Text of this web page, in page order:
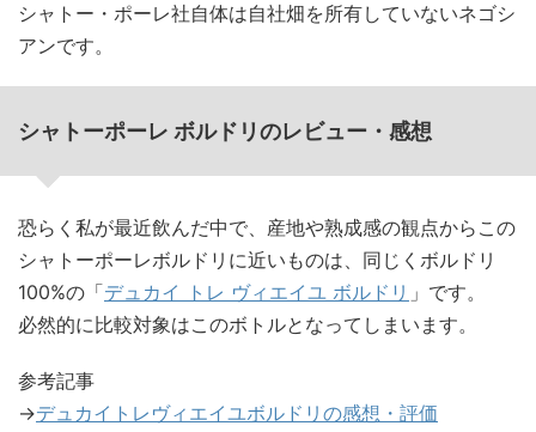
シャトー・ポーレ社自体は自社畑を所有していないネゴシ
アンです。
シャトーポーレ ボルドリのレビュー・感想
恐らく私が最近飲んだ中で、産地や熟成感の観点からこの
シャトーポーレボルドリに近いものは、同じくボルドリ
100%の「デュカイ トレ ヴィエイユ ボルドリ 」です。
必然的に比較対象はこのボトルとなってしまいます。
参考記事
→デュカイトレヴィエイユボルドリの感想・評価